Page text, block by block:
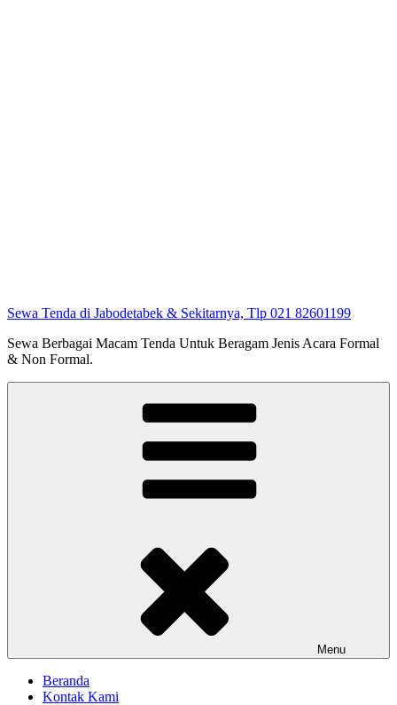
Sewa Tenda di Jabodetabek & Sekitarnya, Tlp 021 82601199
Sewa Berbagai Macam Tenda Untuk Beragam Jenis Acara Formal
& Non Formal.
Menu
Beranda
Kontak Kami